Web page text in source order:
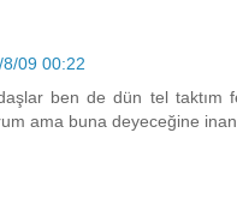
8/09 00:22
ben de dün tel taktım
ama buna deyeceğine